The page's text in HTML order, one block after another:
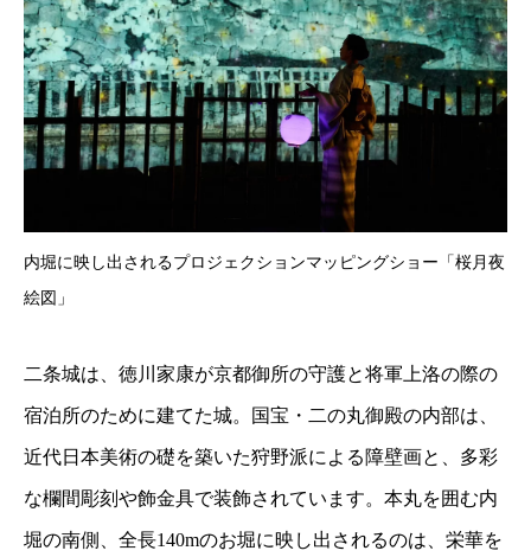
内堀に映し出されるプロジェクションマッピングショー「桜月夜
絵図」
二条城は、徳川家康が京都御所の守護と将軍上洛の際の
宿泊所のために建てた城。国宝・二の丸御殿の内部は、
近代日本美術の礎を築いた狩野派による障壁画と、多彩
な欄間彫刻や飾金具で装飾されています。本丸を囲む内
堀の南側、全長140mのお堀に映し出されるのは、栄華を